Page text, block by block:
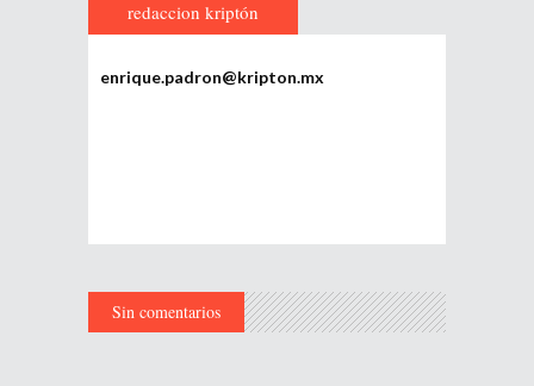
redaccion kriptón
enrique.padron@kripton.mx
Sin comentarios